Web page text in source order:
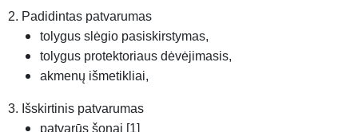
2. Padidintas patvarumas
tolygus slėgio pasiskirstymas,
tolygus protektoriaus dėvėjimasis,
akmenų išmetikliai,
3. Išskirtinis patvarumas
patvarūs šonai [1]